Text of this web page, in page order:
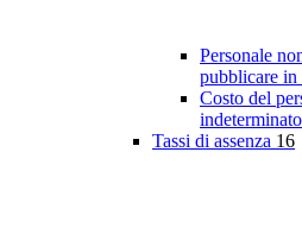
Personale
pubblicare in
Costo del
Tassi di assenza 16